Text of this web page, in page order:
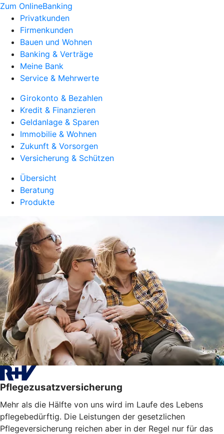
Zum OnlineBanking
Privatkunden
Firmenkunden
Bauen und Wohnen
Banking & Verträge
Meine Bank
Service & Mehrwerte
Girokonto & Bezahlen
Kredit & Finanzieren
Geldanlage & Sparen
Immobilie & Wohnen
Zukunft & Vorsorgen
Versicherung & Schützen
Übersicht
Beratung
Produkte
Pflegezusatzversicherung
Mehr als die Hälfte von uns wird im Laufe des Lebens
pflegebedürftig. Die Leistungen der gesetzlichen
Pflegeversicherung reichen aber in der Regel nur für das